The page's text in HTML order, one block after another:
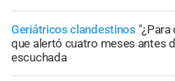
Geriátricos clandestinos "¿Para
que alertó cuatro meses antes
escuchada